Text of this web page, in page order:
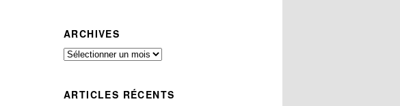
ARCHIVES
Archives
ARTICLES RÉCENTS